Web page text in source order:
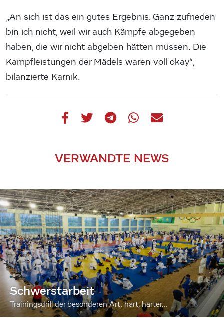
„An sich ist das ein gutes Ergebnis. Ganz zufrieden
bin ich nicht, weil wir auch Kämpfe abgegeben
haben, die wir nicht abgeben hätten müssen. Die
Kampfleistungen der Mädels waren voll okay“,
bilanzierte Karnik.
VERWANDTE NEWS
Schwerstarbeit
Trainingsdrill der besonderen Art: hart, härter...